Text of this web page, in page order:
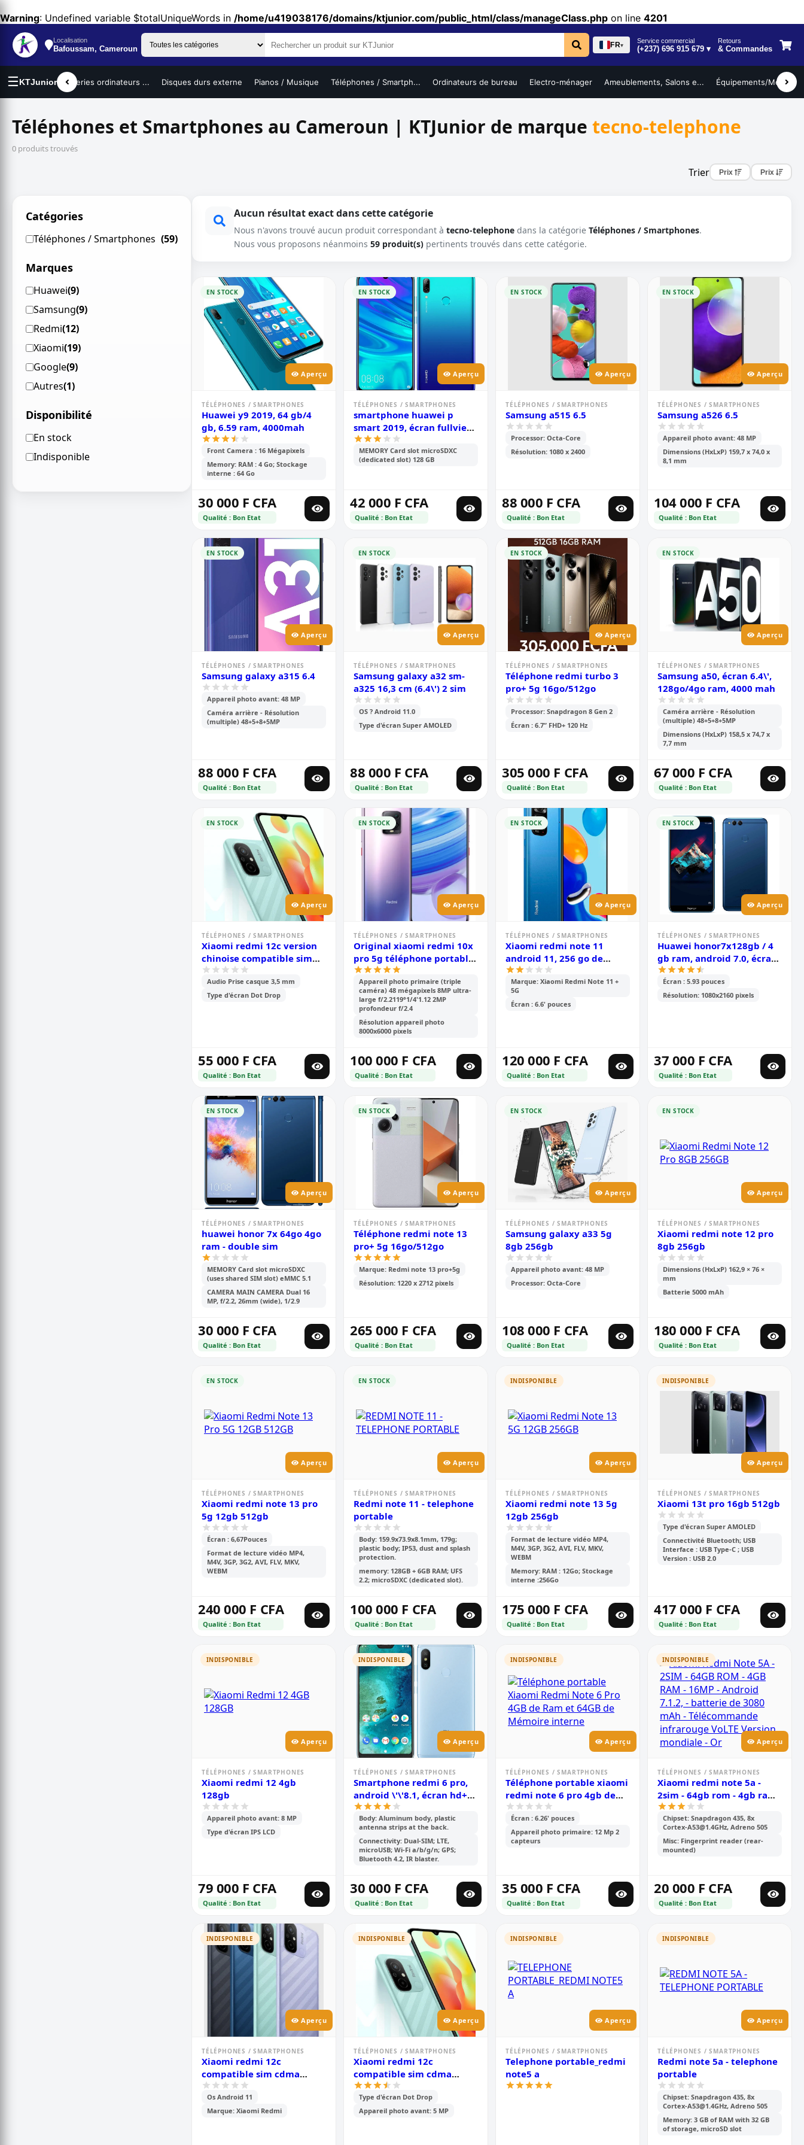
Warning: Undefined variable $totalUniqueWords in /home/u419038176/domains/ktjunior.com/public_html/class/manageClass.php on line 4201
Localisation
Bafoussam, Cameroun FR▾
Service commercial
(+237) 696 915 679 ▾
Retours
& Commandes
☰KTJunior
portables Batteries ordinateurs ... Disques durs externe Pianos / Musique Téléphones / Smartph... Ordinateurs de bureau Electro-ménager Ameublements, Salons e... Équipements/Mobilier
Téléphones et Smartphones au Cameroun | KTJunior de marque tecno-telephone
0 produits trouvés
Trier Prix Prix
Catégories
Téléphones / Smartphones (59)
Marques
Huawei(9)
Samsung(9)
Redmi(12)
Xiaomi(19)
Google(9)
Autres(1)
Disponibilité
En stock
Indisponible
Aucun résultat exact dans cette catégorie
Nous n'avons trouvé aucun produit correspondant à tecno-telephone dans la catégorie Téléphones / Smartphones.
Nous vous proposons néanmoins 59 produit(s) pertinents trouvés dans cette catégorie.
EN STOCK
Aperçu
TÉLÉPHONES / SMARTPHONES
Huawei y9 2019, 64 gb/4
gb, 6.59 ram, 4000mah
Front Camera : 16 Mégapixels
Memory: RAM : 4 Go; Stockage
interne : 64 Go
30 000 F CFA
Qualité : Bon Etat
EN STOCK
Aperçu
TÉLÉPHONES / SMARTPHONES
smartphone huawei p
smart 2019, écran fullview
de 6.21 pouces, android
9.0; 128 gb rom, 4 gb ram,
double caméra de 13 mp+2
MEMORY Card slot microSDXC
(dedicated slot) 128 GB
42 000 F CFA
Qualité : Bon Etat
EN STOCK
Aperçu
TÉLÉPHONES / SMARTPHONES
Samsung a515 6.5
Processor: Octa-Core
Résolution: 1080 x 2400
88 000 F CFA
Qualité : Bon Etat
EN STOCK
Aperçu
TÉLÉPHONES / SMARTPHONES
Samsung a526 6.5
Appareil photo avant: 48 MP
Dimensions (HxLxP) 159,7 x 74,0 x
8,1 mm
104 000 F CFA
Qualité : Bon Etat
EN STOCK
Aperçu
TÉLÉPHONES / SMARTPHONES
Samsung galaxy a315 6.4
Appareil photo avant: 48 MP
Caméra arrière - Résolution
(multiple) 48+5+8+5MP
88 000 F CFA
Qualité : Bon Etat
EN STOCK
Aperçu
TÉLÉPHONES / SMARTPHONES
Samsung galaxy a32 sm-
a325 16,3 cm (6.4\') 2 sim
OS ? Android 11.0
Type d'écran Super AMOLED
88 000 F CFA
Qualité : Bon Etat
EN STOCK
Aperçu
TÉLÉPHONES / SMARTPHONES
Téléphone redmi turbo 3
pro+ 5g 16go/512go
Processor: Snapdragon 8 Gen 2
Écran : 6.7” FHD+ 120 Hz
305 000 F CFA
Qualité : Bon Etat
EN STOCK
Aperçu
TÉLÉPHONES / SMARTPHONES
Samsung a50, écran 6.4\',
128go/4go ram, 4000 mah
Caméra arrière - Résolution
(multiple) 48+5+8+5MP
Dimensions (HxLxP) 158,5 x 74,7 x
7,7 mm
67 000 F CFA
Qualité : Bon Etat
EN STOCK
Aperçu
TÉLÉPHONES / SMARTPHONES
Xiaomi redmi 12c version
chinoise compatible sim
cdma camtel - pouce- 6.71\'
- 64go /4go ram - 2sim -
caméra- 50mp+0.8mp/5mp
Audio Prise casque 3,5 mm
Type d'écran Dot Drop
55 000 F CFA
Qualité : Bon Etat
EN STOCK
Aperçu
TÉLÉPHONES / SMARTPHONES
Original xiaomi redmi 10x
pro 5g téléphone portable
| 8gb ram /256gb rom |
mtk 820 octa core | 48mp
ai quad camera | 4520mah
battery | 6.57 full screen |
fingerprint id
Appareil photo primaire (triple
caméra) 48 mégapixels 8MP ultra-
large f/2.2119°1/4'1.12 2MP
profondeur f/2.4
Résolution appareil photo
8000x6000 pixels
100 000 F CFA
Qualité : Bon Etat
EN STOCK
Aperçu
TÉLÉPHONES / SMARTPHONES
Xiaomi redmi note 11
android 11, 256 go de
stockage et 8 go de ram,
écran : 6,6 pouces tft lcd
ips, double caméra arrière
de 50 mp + 8 mp, batterie
Marque: Xiaomi Redmi Note 11 +
5G
Écran : 6.6' pouces
120 000 F CFA
Qualité : Bon Etat
EN STOCK
Aperçu
TÉLÉPHONES / SMARTPHONES
Huawei honor7x128gb / 4
gb ram, android 7.0, écran
de 5,93 pouces, double
caméra arrière 16 mp + 2
mp, 3340 mah
Écran : 5.93 pouces
Résolution: 1080x2160 pixels
37 000 F CFA
Qualité : Bon Etat
EN STOCK
Aperçu
TÉLÉPHONES / SMARTPHONES
huawei honor 7x 64go 4go
ram - double sim
MEMORY Card slot microSDXC
(uses shared SIM slot) eMMC 5.1
CAMERA MAIN CAMERA Dual 16
MP, f/2.2, 26mm (wide), 1/2.9
30 000 F CFA
Qualité : Bon Etat
EN STOCK
Aperçu
TÉLÉPHONES / SMARTPHONES
Téléphone redmi note 13
pro+ 5g 16go/512go
Marque: Redmi note 13 pro+5g
Résolution: 1220 x 2712 pixels
265 000 F CFA
Qualité : Bon Etat
EN STOCK
Aperçu
TÉLÉPHONES / SMARTPHONES
Samsung galaxy a33 5g
8gb 256gb
Appareil photo avant: 48 MP
Processor: Octa-Core
108 000 F CFA
Qualité : Bon Etat
EN STOCK
Aperçu
TÉLÉPHONES / SMARTPHONES
Xiaomi redmi note 12 pro
8gb 256gb
Dimensions (HxLxP) 162,9 × 76 ×
mm
Batterie 5000 mAh
180 000 F CFA
Qualité : Bon Etat
EN STOCK
Aperçu
TÉLÉPHONES / SMARTPHONES
Xiaomi redmi note 13 pro
5g 12gb 512gb
Écran : 6,67Pouces
Format de lecture vidéo MP4,
M4V, 3GP, 3G2, AVI, FLV, MKV,
WEBM
240 000 F CFA
Qualité : Bon Etat
EN STOCK
Aperçu
TÉLÉPHONES / SMARTPHONES
Redmi note 11 - telephone
portable
Body: 159.9x73.9x8.1mm, 179g;
plastic body; IP53, dust and splash
protection.
memory: 128GB + 6GB RAM; UFS
2.2; microSDXC (dedicated slot).
100 000 F CFA
Qualité : Bon Etat
INDISPONIBLE
Aperçu
TÉLÉPHONES / SMARTPHONES
Xiaomi redmi note 13 5g
12gb 256gb
Format de lecture vidéo MP4,
M4V, 3GP, 3G2, AVI, FLV, MKV,
WEBM
Memory: RAM : 12Go; Stockage
interne :256Go
175 000 F CFA
Qualité : Bon Etat
INDISPONIBLE
Aperçu
TÉLÉPHONES / SMARTPHONES
Xiaomi 13t pro 16gb 512gb
Type d'écran Super AMOLED
Connectivité Bluetooth; USB
Interface : USB Type-C ; USB
Version : USB 2.0
417 000 F CFA
Qualité : Bon Etat
INDISPONIBLE
Aperçu
TÉLÉPHONES / SMARTPHONES
Xiaomi redmi 12 4gb
128gb
Appareil photo avant: 8 MP
Type d'écran IPS LCD
79 000 F CFA
Qualité : Bon Etat
INDISPONIBLE
Aperçu
TÉLÉPHONES / SMARTPHONES
Smartphone redmi 6 pro,
android \'\'8.1, écran hd+
de 5,84 pouces, 64 go rom,
4go ram, 12 mp double,
batterie de 4000mah
Body: Aluminum body, plastic
antenna strips at the back.
Connectivity: Dual-SIM; LTE,
microUSB; Wi-Fi a/b/g/n; GPS;
Bluetooth 4.2, IR blaster.
30 000 F CFA
Qualité : Bon Etat
INDISPONIBLE
Aperçu
TÉLÉPHONES / SMARTPHONES
Téléphone portable xiaomi
redmi note 6 pro 4gb de
ram et 64gb de mémoire
interne
Écran : 6.26' pouces
Appareil photo primaire: 12 Mp 2
capteurs
35 000 F CFA
Qualité : Bon Etat
INDISPONIBLE
Aperçu
TÉLÉPHONES / SMARTPHONES
Xiaomi redmi note 5a -
2sim - 64gb rom - 4gb ram -
16mp - android 7.1.2, -
batterie de 3080 mah -
télécommande infrarouge
volte version mondiale - or
Chipset: Snapdragon 435, 8x
Cortex-A53@1.4GHz, Adreno 505
Misc: Fingerprint reader (rear-
mounted)
20 000 F CFA
Qualité : Bon Etat
INDISPONIBLE
Aperçu
TÉLÉPHONES / SMARTPHONES
Xiaomi redmi 12c
compatible sim cdma
camtel - pouces- 6.71\' -
mémoire 128go /6go ram -
2sim - caméra-
Os Android 11
Marque: Xiaomi Redmi
INDISPONIBLE
Aperçu
TÉLÉPHONES / SMARTPHONES
Xiaomi redmi 12c
compatible sim cdma
camtel - 6.71\' - mémoire-
128go /4go ram -2sim-
caméra -
Type d'écran Dot Drop
Appareil photo avant: 5 MP
INDISPONIBLE
Aperçu
TÉLÉPHONES / SMARTPHONES
Telephone portable_redmi
note5 a
INDISPONIBLE
Aperçu
TÉLÉPHONES / SMARTPHONES
Redmi note 5a - telephone
portable
Chipset: Snapdragon 435, 8x
Cortex-A53@1.4GHz, Adreno 505
Memory: 3 GB of RAM with 32 GB
of storage, microSD slot